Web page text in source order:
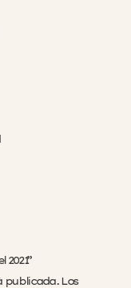
publicada. Los